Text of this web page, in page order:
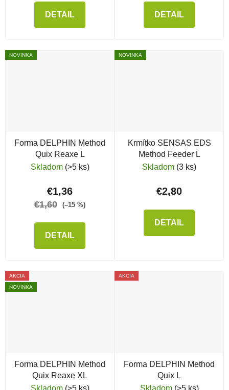
DETAIL DETAIL
NOVINKA
Forma DELPHIN Method
Quix Reaxe L
Skladom (>5 ks)
€1,36
€1,60 (–15 %)
DETAIL
NOVINKA
Krmítko SENSAS EDS
Method Feeder L
Skladom (3 ks)
€2,80
DETAIL
AKCIA
NOVINKA
Forma DELPHIN Method
Quix Reaxe XL
Skladom (>5 ks)
AKCIA
Forma DELPHIN Method
Quix L
Skladom (>5 ks)